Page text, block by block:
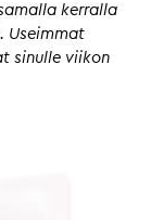
kerralla
Useimmat
sinulle viikon